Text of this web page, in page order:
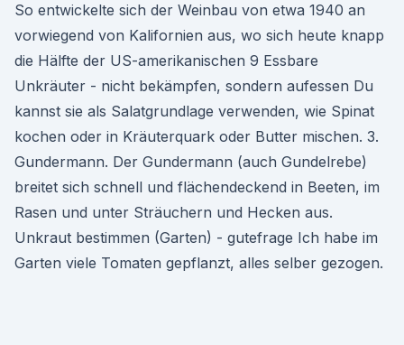
So entwickelte sich der Weinbau von etwa 1940 an
vorwiegend von Kalifornien aus, wo sich heute knapp
die Hälfte der US-amerikanischen 9 Essbare
Unkräuter - nicht bekämpfen, sondern aufessen Du
kannst sie als Salatgrundlage verwenden, wie Spinat
kochen oder in Kräuterquark oder Butter mischen. 3.
Gundermann. Der Gundermann (auch Gundelrebe)
breitet sich schnell und flächendeckend in Beeten, im
Rasen und unter Sträuchern und Hecken aus.
Unkraut bestimmen (Garten) - gutefrage Ich habe im
Garten viele Tomaten gepflanzt, alles selber gezogen.